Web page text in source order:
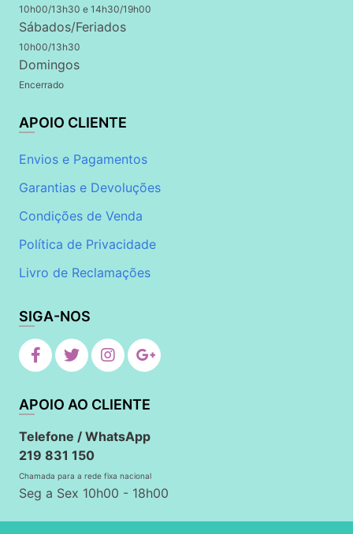
10h00/13h30 e 14h30/19h00
Sábados/Feriados
10h00/13h30
Domingos
Encerrado
APOIO CLIENTE
Envios e Pagamentos
Garantias e Devoluções
Condições de Venda
Política de Privacidade
Livro de Reclamações
SIGA-NOS
APOIO AO CLIENTE
Telefone / WhatsApp
219 831 150
Chamada para a rede fixa nacional
Seg a Sex 10h00 - 18h00